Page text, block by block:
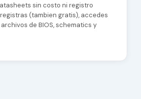
sin costo ni registro
(tambien gratis), accedes
de BIOS, schematics y